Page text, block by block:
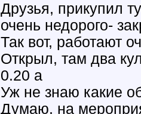
Друзья, прикупил
очень недорого-
Так вот, работают
Открыл, там два
0.20 а
Уж не знаю какие
Думаю, на